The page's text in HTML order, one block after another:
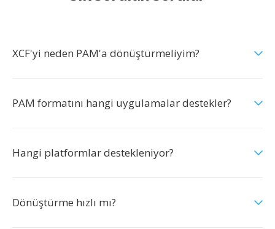
XCF'yi neden PAM'a dönüştürmeliyim?
PAM formatını hangi uygulamalar destekler?
Hangi platformlar destekleniyor?
Dönüştürme hızlı mı?